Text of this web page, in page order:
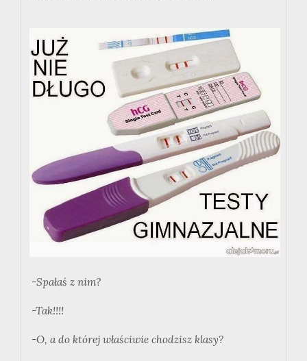
-Spałaś z nim?
-Tak!!!!
-O, a do której właściwie chodzisz klasy?